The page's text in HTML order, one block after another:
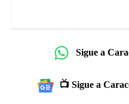
Sigue a
📺 Sigue a